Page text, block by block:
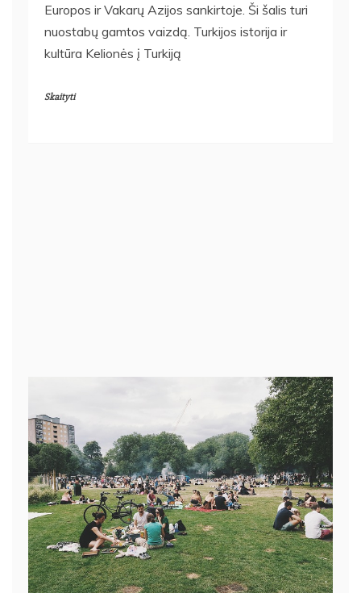
Europos ir Vakarų Azijos sankirtoje. Ši šalis turi
nuostabų gamtos vaizdą. Turkijos istorija ir
kultūra Kelionės į Turkiją
Skaityti